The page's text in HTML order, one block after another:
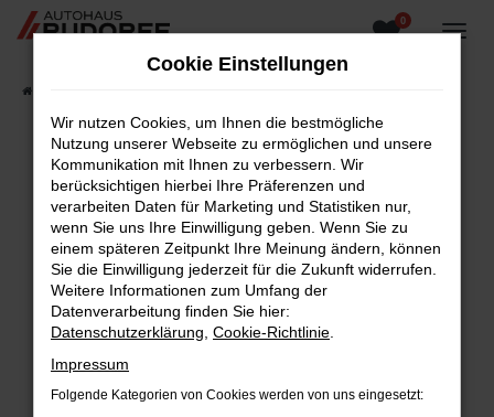
Zum
0
Fehler: Network Error
Beim Laden ist ein Fehler aufgetreten.
Hier sind ein paar Tipps, die dir helfen können:
Überprüfe deine Firewall und deine
Internetverbindung.
Laden andere Webseiten, zum Beispiel deine
Suchmaschine?
Prüfe deine Browsererweiterungen.
Cookie Einstellungen
Wir nutzen Cookies, um Ihnen die bestmögliche
Nutzung unserer Webseite zu ermöglichen und unsere
Kommunikation mit Ihnen zu verbessern. Wir
berücksichtigen hierbei Ihre Präferenzen und
verarbeiten Daten für Marketing und Statistiken nur,
wenn Sie uns Ihre Einwilligung geben. Wenn Sie zu
einem späteren Zeitpunkt Ihre Meinung ändern, können
Sie die Einwilligung jederzeit für die Zukunft widerrufen.
Weitere Informationen zum Umfang der
Datenverarbeitung finden Sie hier:
Datenschutzerklärung Cookie-Richtlinie
Impressum
Folgende Kategorien von Cookies werden von uns eingesetzt: